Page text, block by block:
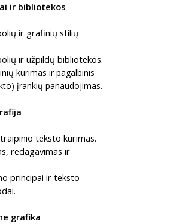
ir bibliotekos
ir grafinių stilių
ir užpildų bibliotekos.
kūrimas ir pagalbinis
įrankių panaudojimas.
teksto kūrimas.
redagavimas ir
principai ir teksto
grafika